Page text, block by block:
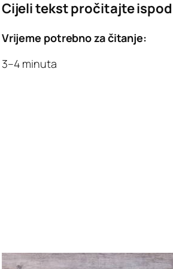
Cijeli tekst pročitajte
Vrijeme potrebno za čitanje:
3–4 minuta